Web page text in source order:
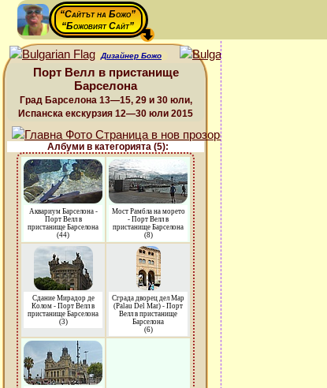
“Сайтът на Божо”
“Божовият Сайт”
Дизайнер Божо
Порт Велл в пристанище
Барселона
Град Барселона 13—15, 29 и 30 юли,
Испанска екскурзия 12—30 юли 2015
Албуми в категорията (5):
Аквариум Барселона -
Порт Велл в
пристанище Барселона
(44)
Мост Рамбла на морето
- Порт Велл в
пристанище Барселона
(8)
Сдание Мирадор де
Колом - Порт Велл в
пристанище Барселона
(3)
Сграда дворец дел Мар
(Palau Del Mar) - Порт
Велл в пристанище
Барселона
(6)